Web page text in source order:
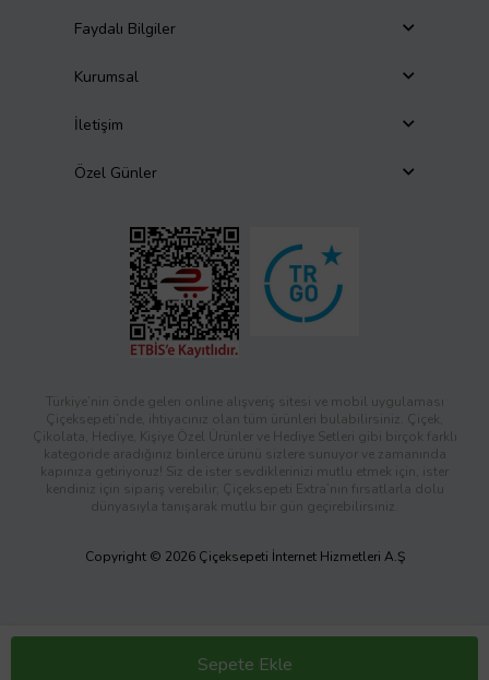
Sepete Ekle
Faydalı Bilgiler
Kurumsal
İletişim
Özel Günler
Türkiye’nin önde gelen online alışveriş sitesi ve mobil uygulaması
Çiçeksepeti’nde, ihtiyacınız olan tüm ürünleri bulabilirsiniz. Çiçek,
Çikolata, Hediye, Kişiye Özel Ürünler ve Hediye Setleri gibi birçok farklı
kategoride aradığınız binlerce ürünü sizlere sunuyor ve zamanında
kapınıza getiriyoruz! Siz de ister sevdiklerinizi mutlu etmek için, ister
kendiniz için sipariş verebilir; Çiçeksepeti Extra’nın fırsatlarla dolu
dünyasıyla tanışarak mutlu bir gün geçirebilirsiniz.
Copyright © 2026 Çiçeksepeti İnternet Hizmetleri A.Ş